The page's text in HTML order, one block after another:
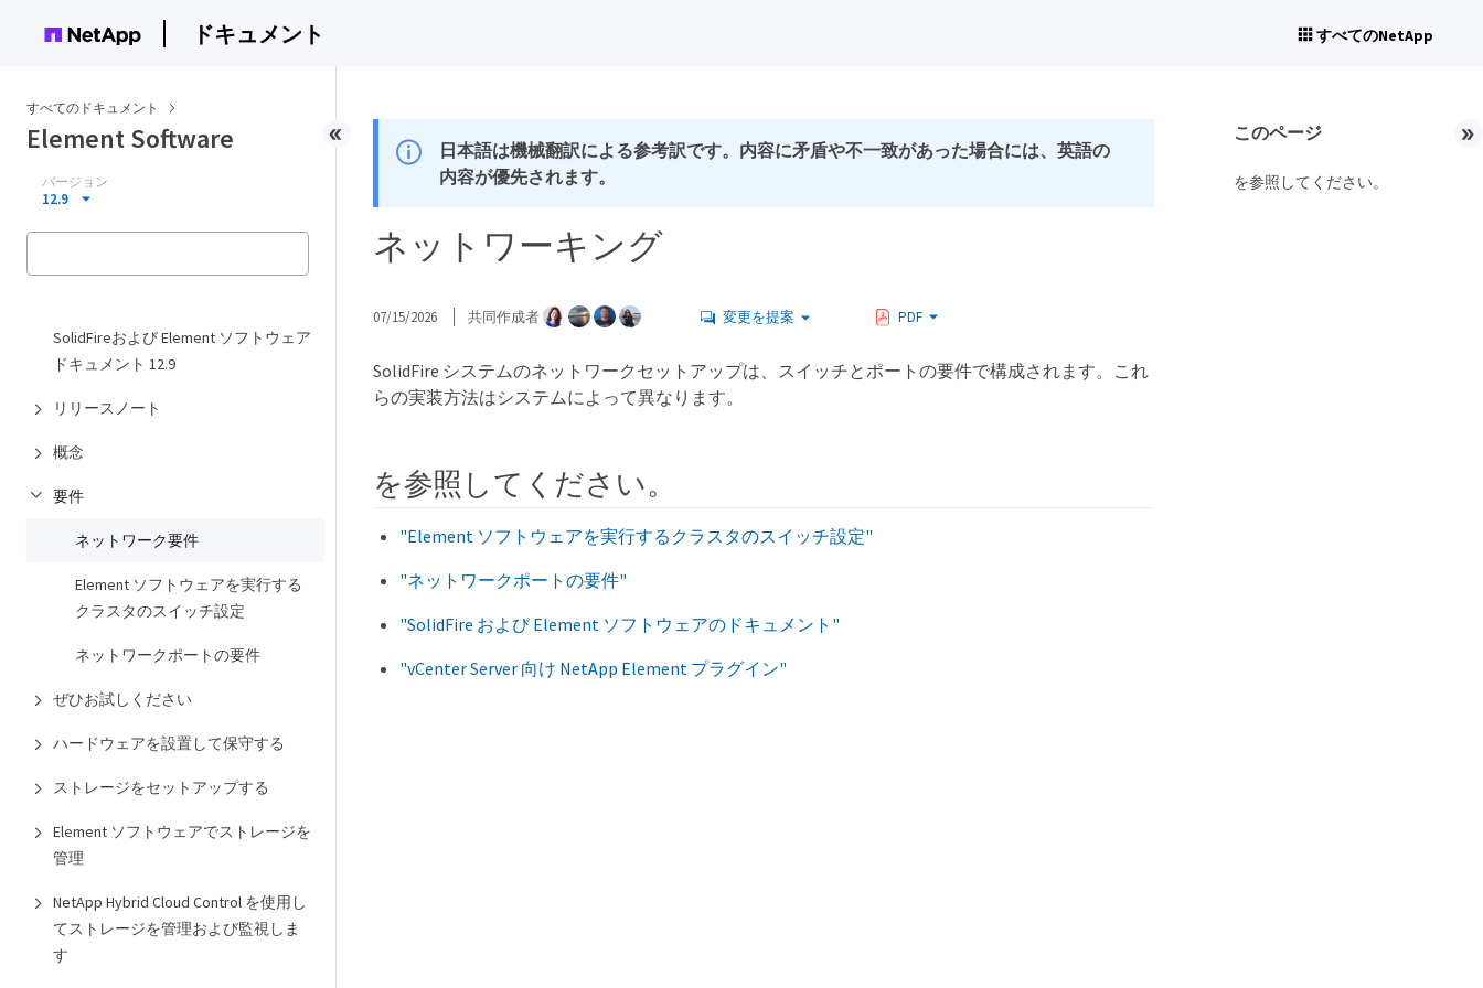
ドキュメント すべてのNetApp
すべてのドキュメント
Element Software
バージョン
12.9
SolidFireおよび Element ソフトウェア
ドキュメント 12.9
リリースノート
概念
要件
ネットワーク要件
Element ソフトウェアを実行する
クラスタのスイッチ設定
ネットワークポートの要件
ぜひお試しください
ハードウェアを設置して保守する
ストレージをセットアップする
Element ソフトウェアでストレージを
管理
NetApp Hybrid Cloud Control を使用し
てストレージを管理および監視しま
す
日本語は機械翻訳による参考訳です。内容に矛盾や不一致があった場合には、英語の
内容が優先されます。
ネットワーキング
07/15/2026 共同作成者 変更を提案 PDF
SolidFire システムのネットワークセットアップは、スイッチとポートの要件で構成されます。これ
らの実装方法はシステムによって異なります。
を参照してください。
"Element ソフトウェアを実行するクラスタのスイッチ設定"
"ネットワークポートの要件"
"SolidFire および Element ソフトウェアのドキュメント"
"vCenter Server 向け NetApp Element プラグイン"
このページ
を参照してください。